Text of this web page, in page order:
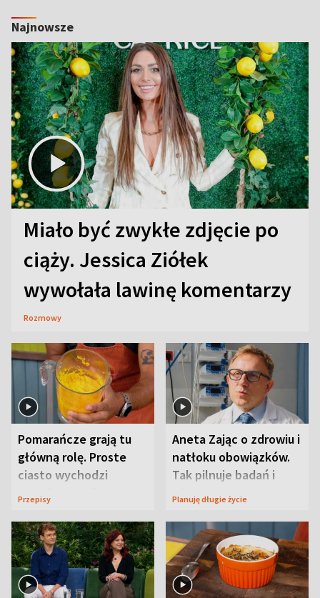
Najnowsze
Miało być zwykłe zdjęcie po
ciąży. Jessica Ziółek
wywołała lawinę komentarzy
Rozmowy
Pomarańcze grają tu
główną rolę. Proste
ciasto wychodzi
wyjątkowo wilgotne
Przepisy
Aneta Zając o zdrowiu i
natłoku obowiązków.
Tak pilnuje badań i
wizyt
Planuję długie życie